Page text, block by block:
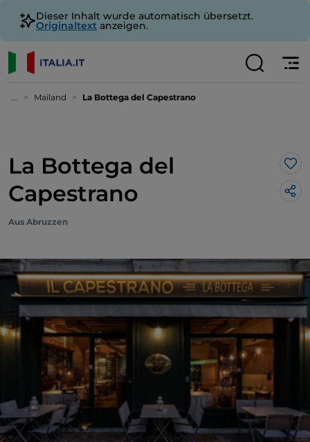
Dieser Inhalt wurde automatisch übersetzt.
Originaltext anzeigen.
... Mailand La Bottega del Capestrano
La Bottega del
Capestrano
Aus Abruzzen